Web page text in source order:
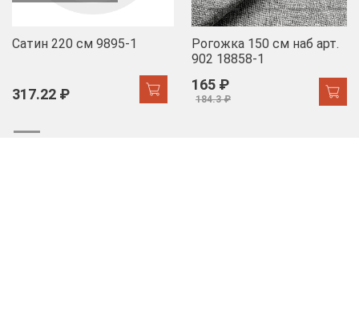
Сатин 220 см 9895-1
317.22 ₽
Рогожка 150 см наб арт.
902 18858-1
165 ₽
184.3 ₽